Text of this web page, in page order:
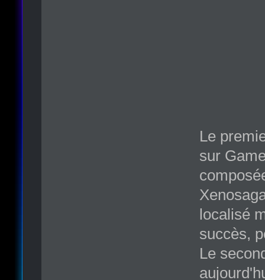
Le
sur
localisé
succès,
Le